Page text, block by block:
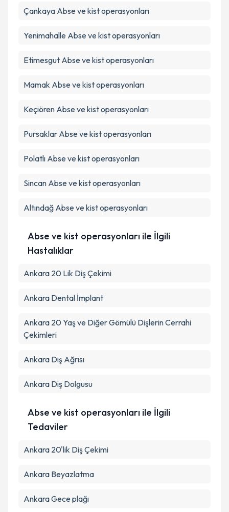
Çankaya Abse ve kist operasyonları
Yenimahalle Abse ve kist operasyonları
Etimesgut Abse ve kist operasyonları
Mamak Abse ve kist operasyonları
Keçiören Abse ve kist operasyonları
Pursaklar Abse ve kist operasyonları
Polatlı Abse ve kist operasyonları
Sincan Abse ve kist operasyonları
Altındağ Abse ve kist operasyonları
Abse ve kist operasyonları ile İlgili
Hastalıklar
Ankara 20 Lik Diş Çekimi
Ankara Dental İmplant
Ankara 20 Yaş ve Diğer Gömülü Dişlerin Cerrahi
Çekimleri
Ankara Diş Ağrısı
Ankara Diş Dolgusu
Abse ve kist operasyonları ile İlgili
Tedaviler
Ankara 20'lik Diş Çekimi
Ankara Beyazlatma
Ankara Gece plağı